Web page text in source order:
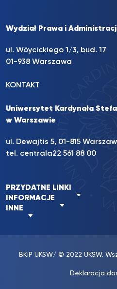
Wydział Prawa i
ul. Wóycickiego 1/3, bud. 17
01-938 Warszawa
KONTAKT
Uniwersytet Kardynała
w Warszawie
ul. Dewajtis 5, 01-815
tel. centrala22 561 88 00
PRZYDATNE LINKI
INFORMACJE
INNE
BKiP UKSW/ © 2022 UKSW.
Deklaracja